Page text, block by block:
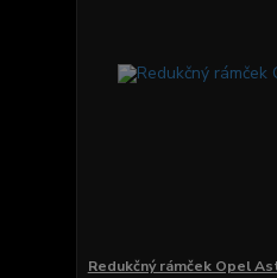
Redukčný rámček Opel